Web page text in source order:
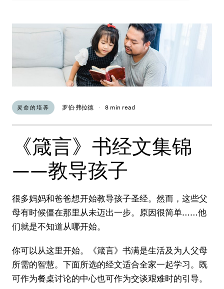
灵命的培养 罗伯·弗拉德 · 8 min read
《箴言》书经文集锦
——教导孩子
很多妈妈和爸爸想开始教导孩子圣经。然而，这些父
母有时候僵在那里从未迈出一步。原因很简单……他
们就是不知道从哪开始。
你可以从这里开始。《箴言》书满是生活及为人父母
所需的智慧。下面所选的经文适合全家一起学习。既
可作为餐桌讨论的中心也可作为交谈艰难时的引导。